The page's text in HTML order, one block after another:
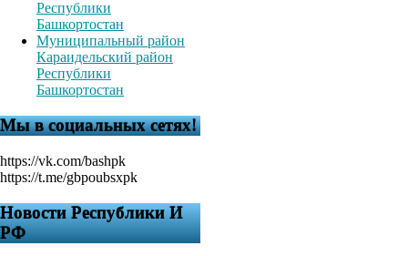
Республики
Башкортостан
Муниципальный район
Караидельский район
Республики
Башкортостан
Мы в социальных сетях!
https://vk.com/bashpk
https://t.me/gbpoubsxpk
Новости Республики И
РФ